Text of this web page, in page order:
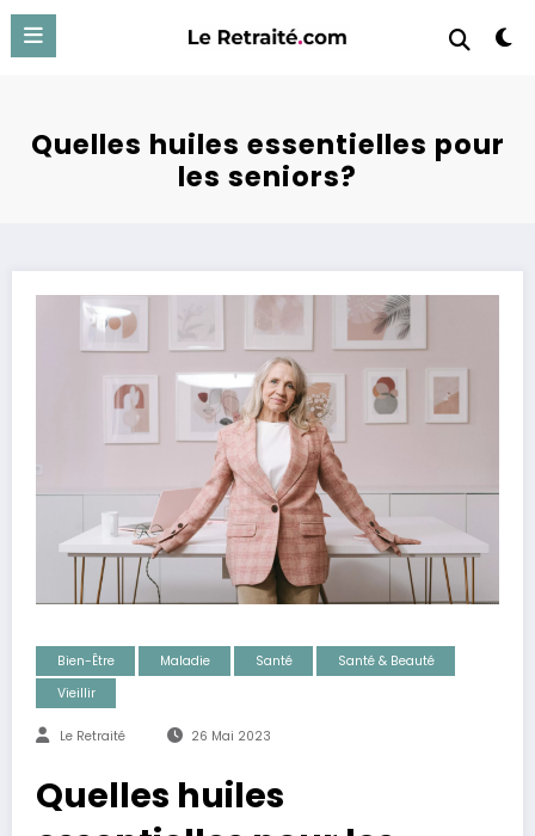
Aller
contenu
Quelles huiles essentielles pour
les seniors?
Bien-Être Maladie Santé
Santé & Beauté
Vieillir
Le Retraité 26 Mai 2023
Quelles huiles